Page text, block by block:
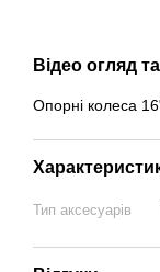
Відео огляд
Опорні колеса
Тип аксесуарів